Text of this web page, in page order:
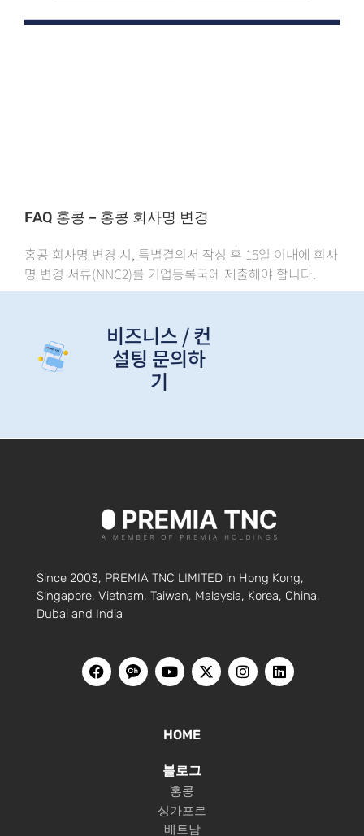
FAQ 홍콩 – 홍콩 회사명 변경
홍콩 회사명 변경 시, 특별결의서 작성 후 15일 이내에 회사
명 변경 서류(NNC2)를 기업등록국에 제출해야 합니다.
비즈니스 / 컨
설팅 문의하
기
Since 2003, PREMIA TNC LIMITED in Hong Kong,
Singapore, Vietnam, Taiwan, Malaysia, Korea, China,
Dubai and India
HOME
블로그
홍콩
싱가포르
베트남